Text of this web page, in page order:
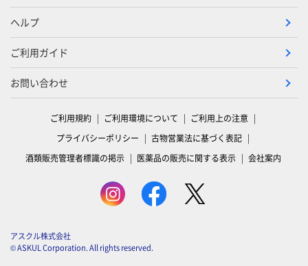
ヘルプ
ご利用ガイド
お問い合わせ
ご利用規約 ご利用環境について
ご利用上の注意
プライバシーポリシー
古物営業法に基づく表記
酒類販売管理者標識の掲示
医薬品の販売に関する表示 会社案内
アスクル株式会社
© ASKUL Corporation. All rights reserved.